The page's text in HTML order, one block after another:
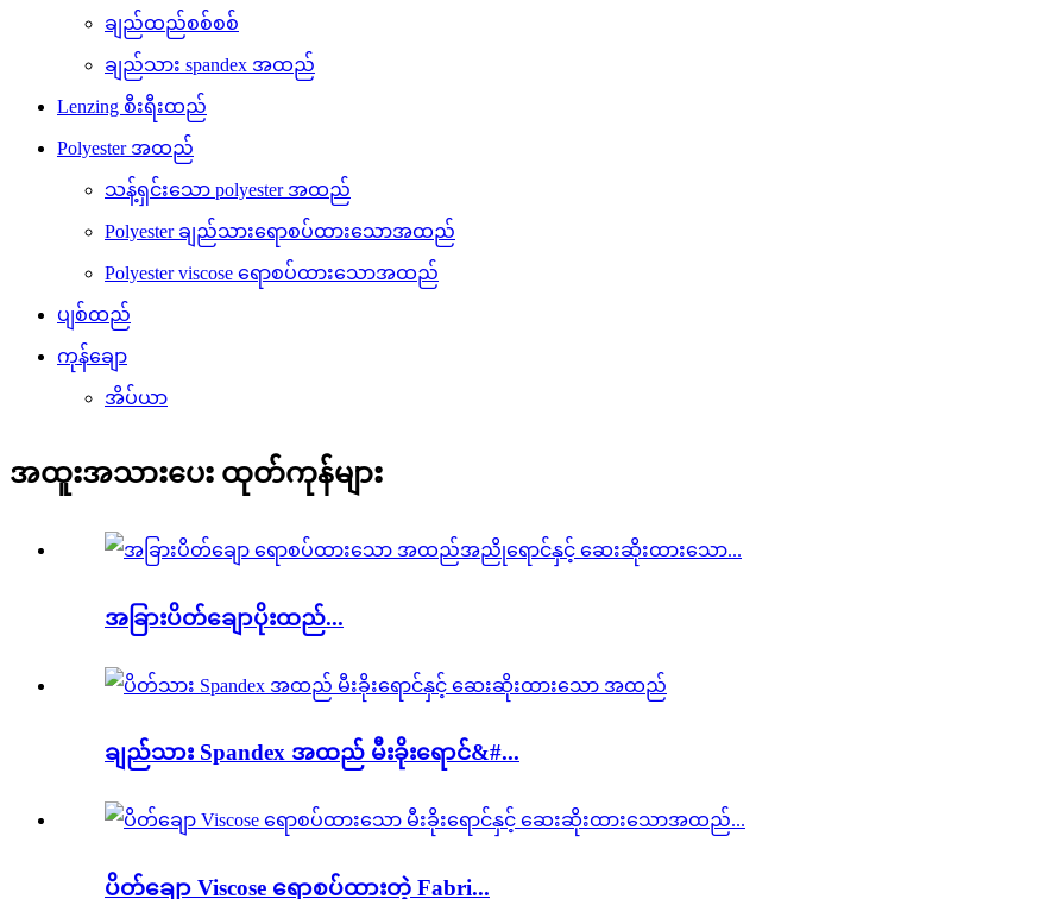
ချည်ထည်စစ်စစ်
ချည်သား spandex အထည်
Lenzing စီးရီးထည်
Polyester အထည်
သန့်ရှင်းသော polyester အထည်
Polyester ချည်သားရောစပ်ထားသောအထည်
Polyester viscose ရောစပ်ထားသောအထည်
ပျစ်ထည်
ကုန်ချော
အိပ်ယာ
အထူးအသားပေး ထုတ်ကုန်များ
အခြားပိတ်ချောပိုးထည်...
ချည်သား Spandex အထည် မီးခိုးရောင်&#...
ပိတ်ချော Viscose ရောစပ်ထားတဲ့ Fabri...